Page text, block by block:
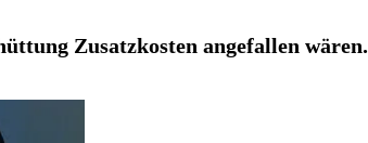
Zusatzkosten angefallen wären.